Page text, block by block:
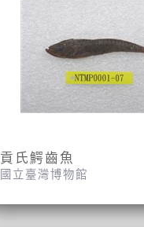
貢氏鰐齒魚
國立臺灣博物館